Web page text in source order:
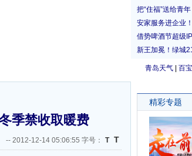
青岛天气 百
季禁收取暖费
-- 2012-12-14 05:06:55 字号： T T